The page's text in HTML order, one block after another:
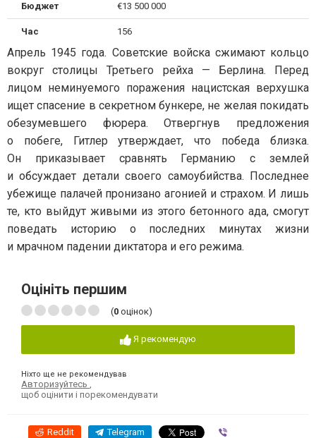
Бюджет €13 500 000
Час 156
Апрель 1945 года. Советские войска сжимают кольцо
вокруг столицы Третьего рейха — Берлина. Перед
лицом неминуемого поражения нацистская верхушка
ищет спасение в секретном бункере, не желая покидать
обезумевшего фюрера. Отвергнув предложения
о побеге, Гитлер утверждает, что победа близка.
Он приказывает сравнять Германию с землей
и обсуждает детали своего самоубийства. Последнее
убежище палачей пронизано агонией и страхом. И лишь
те, кто выйдут живыми из этого бетонного ада, смогут
поведать историю о последних минутах жизни
и мрачном падении диктатора и его режима.
Оцініть першим
(0 оцінок)
Я рекомендую
Ніхто ще не рекомендував
Авторизуйтесь
щоб оцінити і порекомендувати
Reddit Telegram